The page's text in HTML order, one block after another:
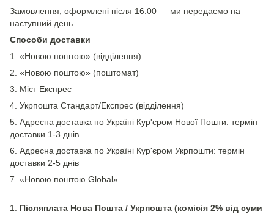
Замовлення, оформлені після 16:00 — ми передаємо на
наступний день.
Способи доставки
1. «Новою поштою» (відділення)
2. «Новою поштою» (поштомат)
3. Міст Експрес
4. Укрпошта Стандарт/Експрес (відділення)
5. Адресна доставка по Україні Кур'єром Нової Пошти: термін
доставки 1-3 днів
6. Адресна доставка по Україні Кур'єром Укрпошти: термін
доставки 2-5 днів
7. «Новою поштою Global».
1. Післяплата Нова Пошта / Укрпошта (комісія 2% від суми